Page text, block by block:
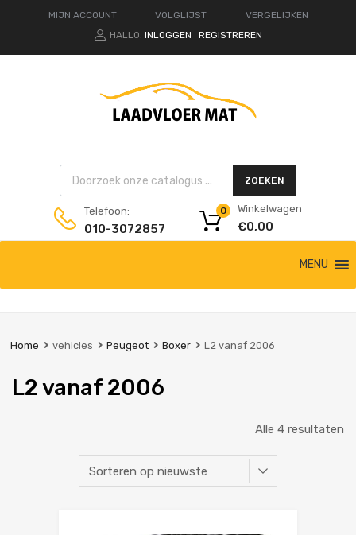
MIJN ACCOUNT VOLGLIJST
VERGELIJKEN
HALLO. INLOGGEN REGISTREREN
Products search ZOEKEN
Telefoon:
010-3072857
Winkelwagen
€0,00
0
de
MENU
Home vehicles Peugeot Boxer L2 vanaf 2006
L2 vanaf 2006
Alle 4 resultaten